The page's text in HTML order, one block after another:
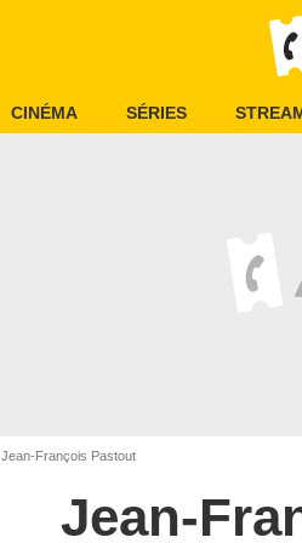
CINÉMA SÉRIES
Jean-François Pastout
Jean-